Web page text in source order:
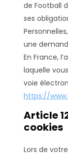
de Football
ses
une
En France,
laquelle
voie
https://
Article
cookies
Lors de